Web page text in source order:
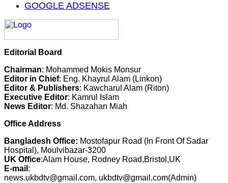
GOOGLE ADSENSE
Editorial Board
Chairman: Mohammed Mokis Monsur
Editor in Chief: Eng. Khayrul Alam (Linkon)
Editor & Publishers: Kawcharul Alam (Riton)
Executive Editor: Kamrul Islam
News Editor: Md. Shazahan Miah
Office Address
Bangladesh Office: Mostofapur Road (In Front Of Sadar
Hospital), Moulvibazar-3200
UK Office:Alam House, Rodney Road,Bristol,UK
E-mail :
news.ukbdtv@gmail.com, ukbdtv@gmail.com(Admin)